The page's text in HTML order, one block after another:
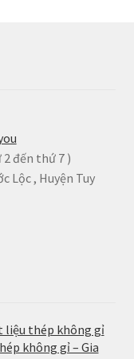
2 đến thứ 7 )
Lộc , Huyện Tuy
liệu thép không gỉ
không gỉ – Gia